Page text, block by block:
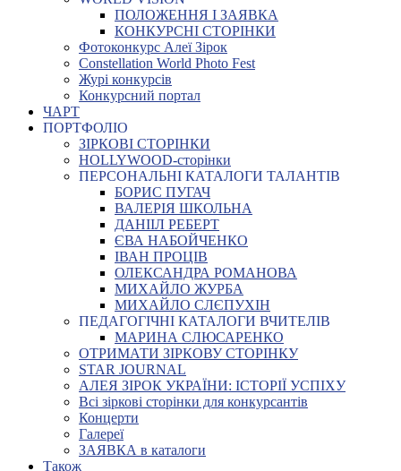
ПОЛОЖЕННЯ І ЗАЯВКА
КОНКУРСНІ СТОРІНКИ
Фотоконкурс Алеї Зірок
Constellation World Photo Fest
Журі конкурсів
Конкурсний портал
ЧАРТ
ПОРТФОЛІО
ЗІРКОВІ СТОРІНКИ
HOLLYWOOD-сторінки
ПЕРСОНАЛЬНІ КАТАЛОГИ ТАЛАНТІВ
БОРИС ПУГАЧ
ВАЛЕРІЯ ШКОЛЬНА
ДАНІІЛ РЕБЕРТ
ЄВА НАБОЙЧЕНКО
ІВАН ПРОЦІВ
ОЛЕКСАНДРА РОМАНОВА
МИХАЙЛО ЖУРБА
МИХАЙЛО СЛЄПУХІН
ПЕДАГОГІЧНІ КАТАЛОГИ ВЧИТЕЛІВ
МАРИНА СЛЮСАРЕНКО
ОТРИМАТИ ЗІРКОВУ СТОРІНКУ
STAR JOURNAL
АЛЕЯ ЗІРОК УКРАЇНИ: ІСТОРІЇ УСПІХУ
Всі зіркові сторінки для конкурсантів
Концерти
Галереї
ЗАЯВКА в каталоги
Також